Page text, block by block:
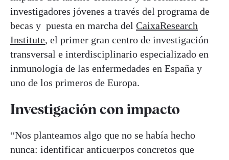
investigadores jóvenes a través del programa de
becas y puesta en marcha del CaixaResearch
Institute, el primer gran centro de investigación
transversal e interdisciplinario especializado en
inmunología de las enfermedades en España y
uno de los primeros de Europa.
Investigación con impacto
“Nos planteamos algo que no se había hecho
nunca: identificar anticuerpos concretos que